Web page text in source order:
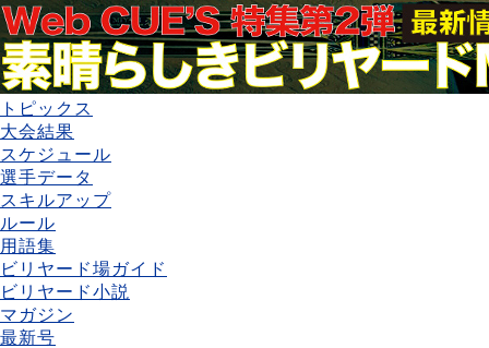
トピックス
大会結果
スケジュール
選手データ
スキルアップ
ルール
用語集
ビリヤード場ガイド
ビリヤード小説
マガジン
最新号